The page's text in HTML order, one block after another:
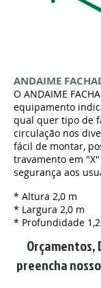
ANDAIME
O ANDAIME
equipamento
qual quer tipo de
circulação nos
fácil de montar,
travamento em
segurança aos
* Altura 2,0 m
* Largura 2,0 m
* Profundidade
Orçamentos,
preencha